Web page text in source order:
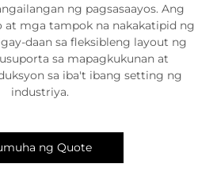
ng pagsasaayos. Ang
at mga tampok na nakakatipid ng
daan sa fleksibleng layout ng
sa mapagkukunan at
sa iba't ibang setting ng
industriya.
ng Quote